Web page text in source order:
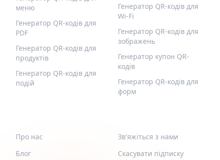
меню
Генератор QR-кодів для
PDF
Генератор QR-кодів для
продуктів
Генератор QR-кодів для
подій
Генератор QR-кодів для
Wi-Fi
Генератор QR-кодів для
зображень
Генератор купон QR-
кодів
Генератор QR-кодів для
форм
Про нас
Блог
Зв'яжіться з нами
Скасувати підписку